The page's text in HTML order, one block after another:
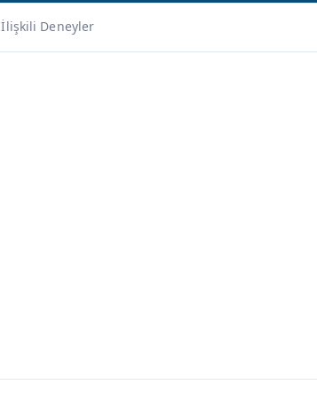
İlişkili Deneyler